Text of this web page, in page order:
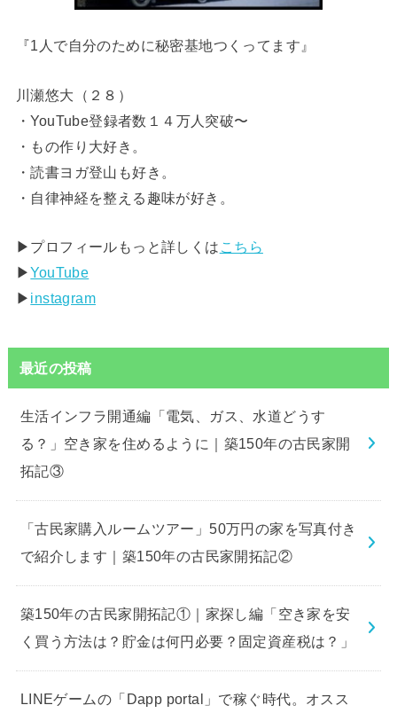
『1人で自分のために秘密基地つくってます』
川瀬悠大（２８）
・YouTube登録者数１４万人突破〜
・もの作り大好き。
・読書ヨガ登山も好き。
・自律神経を整える趣味が好き。
▶︎プロフィールもっと詳しくは こちら
▶︎YouTube
▶︎ instagram
最近の投稿
生活インフラ開通編「電気、ガス、水道どうす
る？」空き家を住めるように｜築150年の古民家開
拓記③
「古民家購入ルームツアー」50万円の家を写真付き
で紹介します｜築150年の古民家開拓記②
築150年の古民家開拓記①｜家探し編「空き家を安
く買う方法は？貯金は何円必要？固定資産税は？」
LINEゲームの「Dapp portal」で稼ぐ時代。オスス